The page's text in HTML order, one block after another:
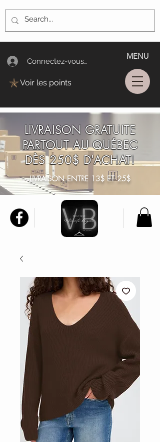
Connectez-vous/Log In
MENU
Voir les points
LIVRAISON GRATUITE
PARTOUT AU QUÉBEC
DÈS 250$ D'ACHAT!
LIVRAISON ENTRE 13$ ET 25$